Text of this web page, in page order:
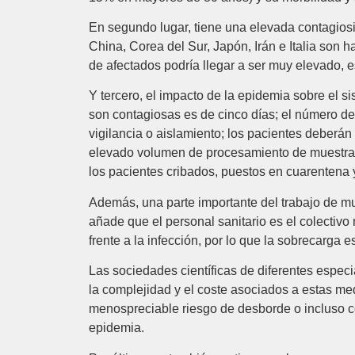
En segundo lugar, tiene una elevada
China, Corea del Sur, Japón, Irán e Italia son
de afectados podría llegar a ser muy elevado,
Y tercero, el impacto de la epidemia sobre el
son contagiosas es de cinco días; el número
vigilancia o aislamiento; los pacientes
elevado volumen de procesamiento de
los pacientes cribados, puestos en
Además, una parte importante del trabajo de
añade que el personal sanitario es el
frente a la infección, por lo que la sobrecarga
Las sociedades científicas de diferentes
la complejidad y el coste asociados a estas
menospreciable riesgo de desborde o incluso
epidemia.